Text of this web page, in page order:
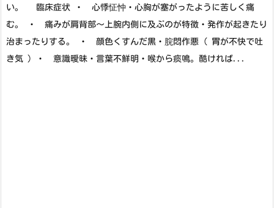
い。 臨床症状 ・ 心悸怔忡・心胸が塞がったように苦しく痛
む。 ・ 痛みが肩背部～上腕内側に及ぶのが特徴・発作が起きたり
治まったりする。 ・ 顔色くすんだ黒・脘悶作悪 ( 胃が不快で吐
き気 ) ・ 意識曖昧・言葉不鮮明・喉から痰鳴。酷ければ...